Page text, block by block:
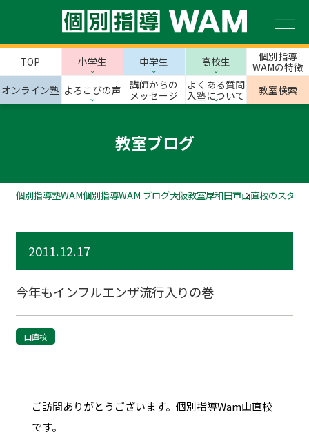
TOP 小学生 中学生 高校生
個別指導
WAMの特徴
オンライン塾 よろこびの声
講師からの
メッセージ
よくある質問
入塾について
教室検索
教室ブログ
個別指導塾WAM個別指導WAM ブログ大阪教室岸和田市山直校のスタッ
2011.12.17
今年もインフルエンザ流行入りの巻
山直校
ご訪問ありがとうございます。個別指導Wam山直校
です。